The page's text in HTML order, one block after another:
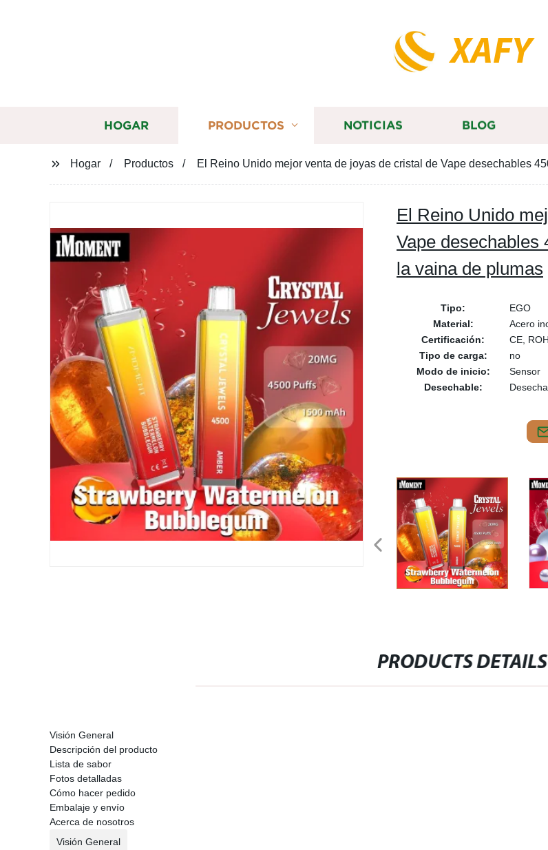
XAFY
HOGAR PRODUCTOS NOTICIAS BLOG
Hogar Productos El Reino Unido mejor venta de joyas de cristal de Vape desechables
El Reino Unido
Vape desechables
la vaina de plumas
Tipo:
EGO
Material:
Acero
Certificación:
CE,
Tipo de carga:
no
Modo de inicio:
Sensor
Desechable:
PRODUCTS DETAILS
Visión General
Descripción del producto
Lista de sabor
Fotos detalladas
Cómo hacer pedido
Embalaje y envío
Acerca de nosotros
Visión General